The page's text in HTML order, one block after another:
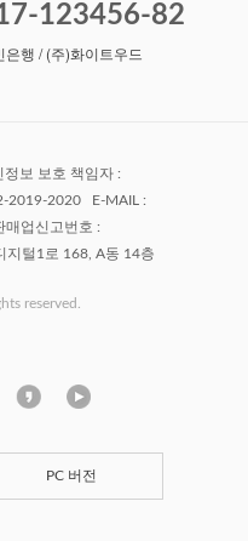
123456-82
은행 / (주)화이트우드
보 보호 책임자 :
2019-2020 E-MAIL :
업신고번호 :
지털1로 168, A동 14층
reserved.
PC 버전